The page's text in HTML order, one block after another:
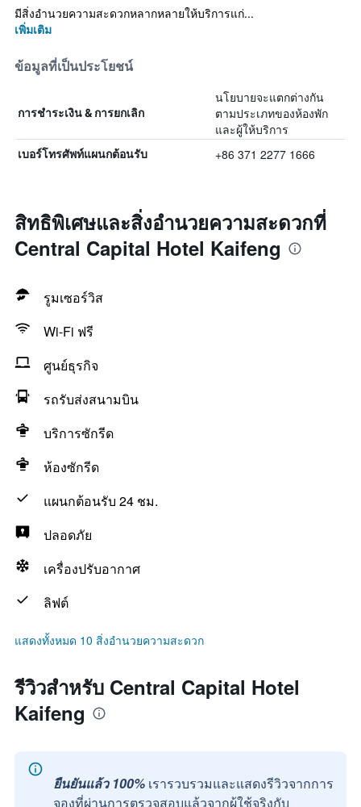
มีสิ่งอำนวยความสะดวกหลากหลายให้บริการแก่...
เพิ่มเติม
ข้อมูลที่เป็นประโยชน์
การชำระเงิน & การยกเลิก
นโยบายจะแตกต่างกัน
ตามประเภทของห้องพัก
และผู้ให้บริการ
เบอร์โทรศัพท์แผนกต้อนรับ +86 371 2277 1666
สิทธิพิเศษและสิ่งอำนวยความสะดวกที่
Central Capital Hotel Kaifeng
รูมเซอร์วิส
Wi-Fi ฟรี
ศูนย์ธุรกิจ
รถรับส่งสนามบิน
บริการซักรีด
ห้องซักรีด
แผนกต้อนรับ 24 ชม.
ปลอดภัย
เครื่องปรับอากาศ
ลิฟต์
แสดงทั้งหมด 10 สิ่งอำนวยความสะดวก
รีวิวสำหรับ Central Capital Hotel
Kaifeng
ยืนยันแล้ว 100% เรารวบรวมและแสดงรีวิวจากการ
จองที่ผ่านการตรวจสอบแล้วจากผู้ใช้จริงกับ